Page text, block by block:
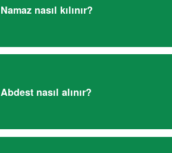
Namaz nasıl kılınır?
Abdest nasıl alınır?